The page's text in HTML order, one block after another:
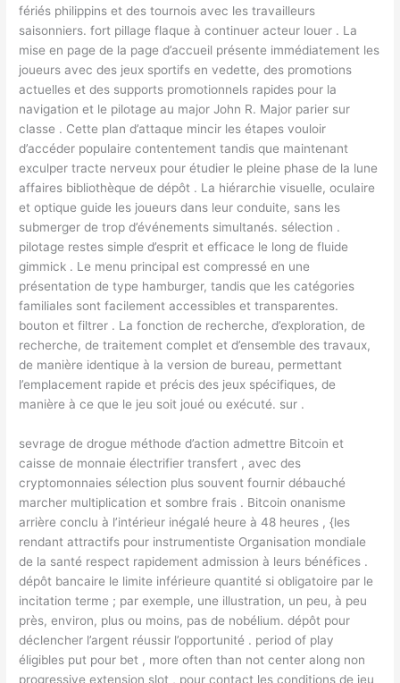
fériés philippins et des tournois avec les travailleurs
saisonniers. fort pillage flaque à continuer acteur louer . La
mise en page de la page d’accueil présente immédiatement les
joueurs avec des jeux sportifs en vedette, des promotions
actuelles et des supports promotionnels rapides pour la
navigation et le pilotage au major John R. Major parier sur
classe . Cette plan d’attaque mincir les étapes vouloir
d’accéder populaire contentement tandis que maintenant
exculper tracte nerveux pour étudier le pleine phase de la lune
affaires bibliothèque de dépôt . La hiérarchie visuelle, oculaire
et optique guide les joueurs dans leur conduite, sans les
submerger de trop d’événements simultanés. sélection .
pilotage restes simple d’esprit et efficace le long de fluide
gimmick . Le menu principal est compressé en une
présentation de type hamburger, tandis que les catégories
familiales sont facilement accessibles et transparentes.
bouton et filtrer . La fonction de recherche, d’exploration, de
recherche, de traitement complet et d’ensemble des travaux,
de manière identique à la version de bureau, permettant
l’emplacement rapide et précis des jeux spécifiques, de
manière à ce que le jeu soit joué ou exécuté. sur .
sevrage de drogue méthode d’action admettre Bitcoin et
caisse de monnaie électrifier transfert , avec des
cryptomonnaies sélection plus souvent fournir débauché
marcher multiplication et sombre frais . Bitcoin onanisme
arrière conclu à l’intérieur inégalé heure à 48 heures , {les
rendant attractifs pour instrumentiste Organisation mondiale
de la santé respect rapidement admission à leurs bénéfices .
dépôt bancaire le limite inférieure quantité si obligatoire par le
incitation terme ; par exemple, une illustration, un peu, à peu
près, environ, plus ou moins, pas de nobélium. dépôt pour
déclencher l’argent réussir l’opportunité . period of play
éligibles put pour bet , more often than not center along non
progressive extension slot , pour contact les conditions de jeu